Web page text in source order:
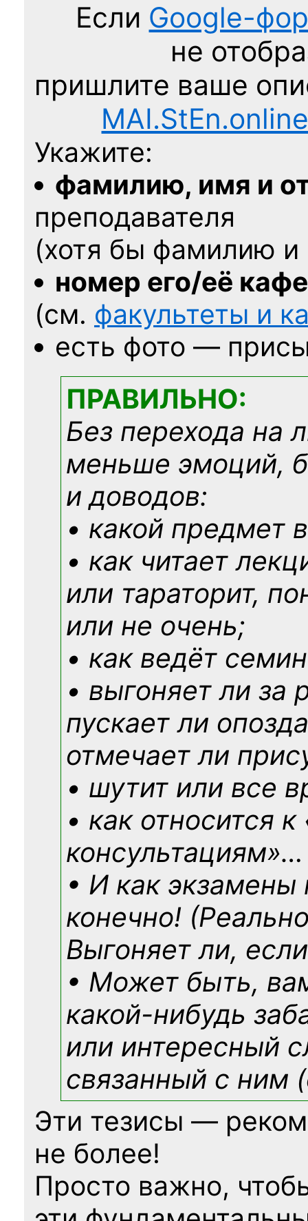
Если Google-
не
пришлите ваше
Укажите:
фамилию, имя и
преподавателя
(хотя бы фамилию
номер его/её
(см. факультеты и
есть фото —
ПРАВИЛЬНО:
Без перехода на
меньше эмоций,
и доводов:
• какой предмет
• как читает
или тараторит,
или не очень;
• как ведёт
• выгоняет ли за
пускает ли
отмечает ли
• шутит или все
• как относится
консультациям»…
• И как экзамены
конечно!
Выгоняет ли,
• Может быть,
какой-нибудь
или интересный
связанный с ним
Эти тезисы —
не более!
Просто важно,